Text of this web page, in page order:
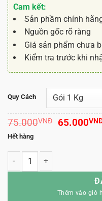
Cam kết:
Sản phầm chính
Nguồn gốc rõ ràng
Giá sản phẩm chưa
Kiểm tra trước khi
Quy Cách
75.000VNĐ
Giá
65.000
Hết hàng
Vỏ Thông ORCHIATA 9-